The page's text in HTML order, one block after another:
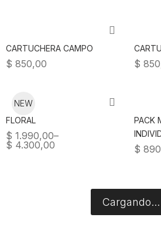
CARTUCHERA CAMPO
$ 850,00 $
NEW
FLORAL
$ 1.990,00–
$ 4.300,00
PACK
$
Cargando...